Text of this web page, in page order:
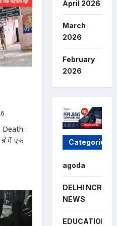
Death :
में एक
April 2026
March
2026
February
2026
Categories
agoda
DELHI NCR
NEWS
EDUCATION